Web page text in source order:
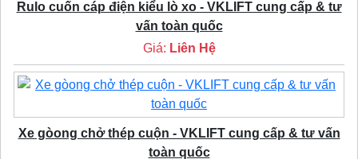
Rulo cuốn cáp điện kiểu lò xo - VKLIFT cung cấp & tư
vấn toàn quốc
Giá: Liên Hệ
Xe gòong chở thép cuộn - VKLIFT cung cấp & tư vấn
toàn quốc